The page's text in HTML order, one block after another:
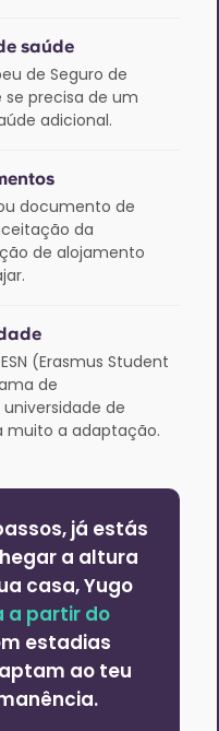
saúde
de Seguro de
se precisa de um
adicional.
documento de
da
de alojamento
(Erasmus Student
de
de
a adaptação.
já estás
a altura
casa, Yugo
a partir do
estadias
ao teu